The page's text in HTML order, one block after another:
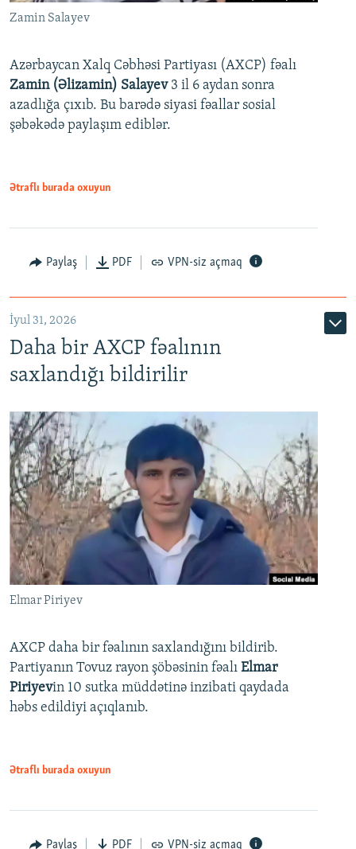
Zamin Salayev
Azərbaycan Xalq Cəbhəsi Partiyası (AXCP) fəalı
Zamin (Əlizamin) Salayev 3 il 6 aydan sonra
azadlığa çıxıb. Bu barədə siyasi fəallar sosial
şəbəkədə paylaşım ediblər.
Ətraflı burada oxuyun
Paylaş PDF VPN-siz açmaq
İyul 31, 2026
Daha bir AXCP fəalının
saxlandığı bildirilir
Elmar Piriyev
AXCP daha bir fəalının saxlandığını bildirib.
Partiyanın Tovuz rayon şöbəsinin fəalı Elmar
Piriyevin 10 sutka müddətinə inzibati qaydada
həbs edildiyi açıqlanıb.
Ətraflı burada oxuyun
Paylaş PDF VPN-siz açmaq